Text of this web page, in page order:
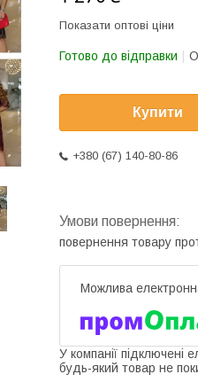
Показати оптові ціни
Готово до відправки
Купити
+380 (67) 140-80-86
повернення товару
У компанії підключені
будь-який товар не